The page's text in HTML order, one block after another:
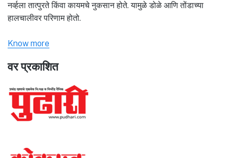
नर्व्हला तात्पुरते किंवा कायमचे नुकसान होते. यामुळे डोळे आणि तोंडाच्या
हालचालीवर परिणाम होतो.
Know more
वर प्रकाशित